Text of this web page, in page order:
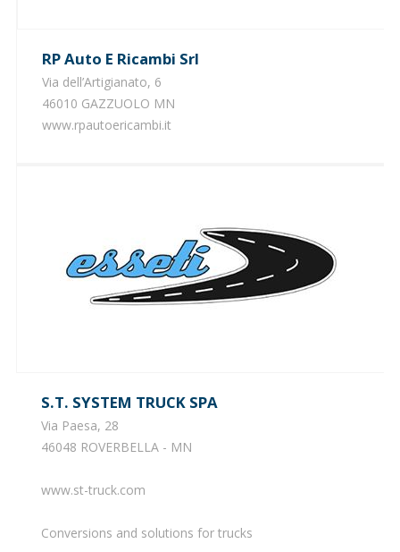
RP Auto E Ricambi Srl
Via dell’Artigianato, 6
46010 GAZZUOLO MN
www.rpautoericambi.it
S.T. SYSTEM TRUCK SPA
Via Paesa, 28
46048 ROVERBELLA - MN
www.st-truck.com
Conversions and solutions for trucks